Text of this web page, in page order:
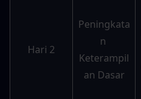
Hari 2
Peningkata
n
Keterampil
an Dasar